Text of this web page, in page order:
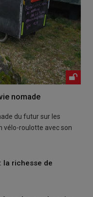
nomade
du futur sur les
vélo-roulotte avec son
la richesse de